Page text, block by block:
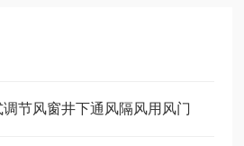
节风窗井下通风隔风用风门